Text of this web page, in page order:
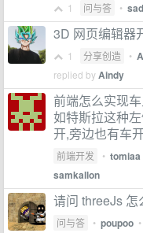
1 问与答 •
3D 网页编辑器
1 分享创造 •
replied byAindy
前端怎么实现
如特斯拉这种
开,旁边也有车
前端开发 • tomiaa
samkallon
请问 threeJs
问与答 • poupoo •